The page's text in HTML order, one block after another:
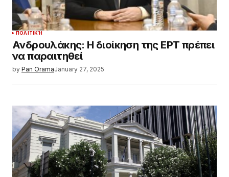
ΠΟΛΙΤΙΚΉ
Ανδρουλάκης: Η διοίκηση της ΕΡΤ πρέπει
να παραιτηθεί
by Pan OramaJanuary 27, 2025